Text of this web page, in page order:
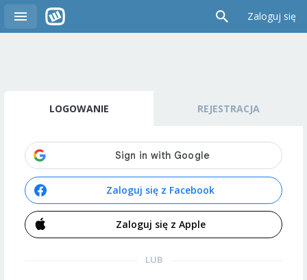
Zaloguj się
LOGOWANIE REJESTRACJA
Zaloguj się z Facebook
Zaloguj się z Apple
LUB